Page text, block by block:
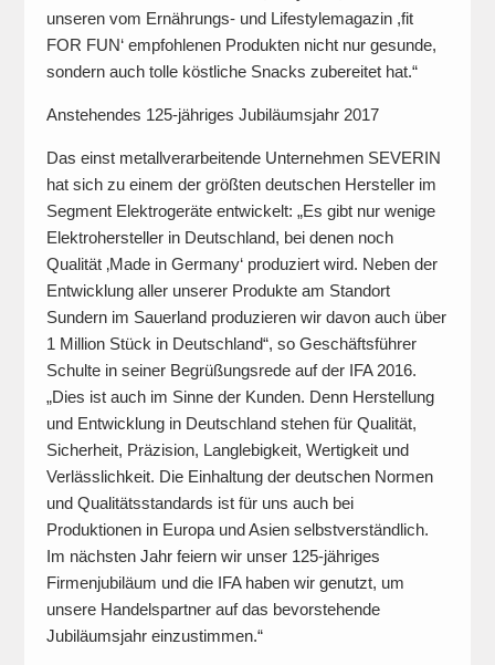
unseren vom Ernährungs- und Lifestylemagazin ,fit
FOR FUN‘ empfohlenen Produkten nicht nur gesunde,
sondern auch tolle köstliche Snacks zubereitet hat.“
Anstehendes 125-jähriges Jubiläumsjahr 2017
Das einst metallverarbeitende Unternehmen SEVERIN
hat sich zu einem der größten deutschen Hersteller im
Segment Elektrogeräte entwickelt: „Es gibt nur wenige
Elektrohersteller in Deutschland, bei denen noch
Qualität ‚Made in Germany‘ produziert wird. Neben der
Entwicklung aller unserer Produkte am Standort
Sundern im Sauerland produzieren wir davon auch über
1 Million Stück in Deutschland“, so Geschäftsführer
Schulte in seiner Begrüßungsrede auf der IFA 2016.
„Dies ist auch im Sinne der Kunden. Denn Herstellung
und Entwicklung in Deutschland stehen für Qualität,
Sicherheit, Präzision, Langlebigkeit, Wertigkeit und
Verlässlichkeit. Die Einhaltung der deutschen Normen
und Qualitätsstandards ist für uns auch bei
Produktionen in Europa und Asien selbstverständlich.
Im nächsten Jahr feiern wir unser 125-jähriges
Firmenjubiläum und die IFA haben wir genutzt, um
unsere Handelspartner auf das bevorstehende
Jubiläumsjahr einzustimmen.“